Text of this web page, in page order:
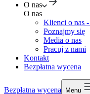
O nas
O nas
Klienci o nas
Poznajmy się
Media o nas
Pracuj z nami
Kontakt
Bezpłatna wycena
Bezpłatna wycena Menu